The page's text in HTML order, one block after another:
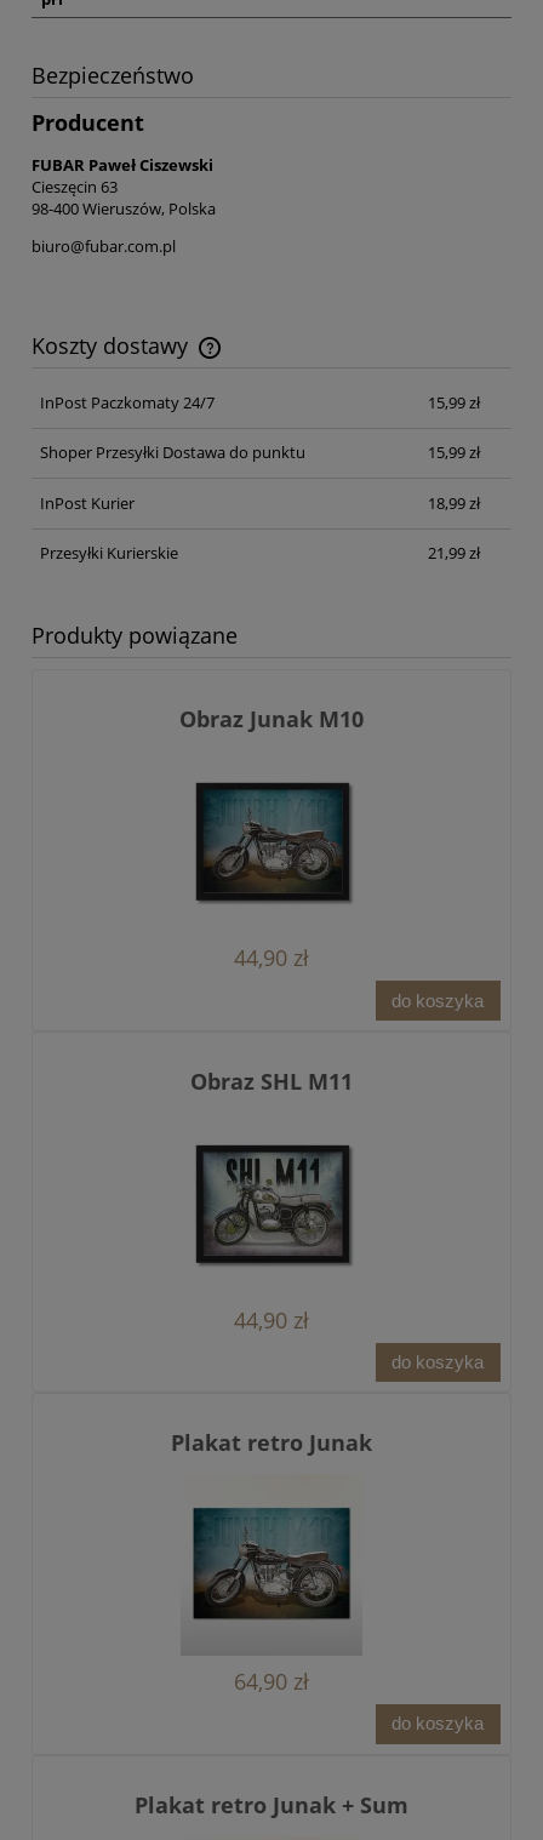
Bezpieczeństwo
Producent
FUBAR Paweł Ciszewski
Cieszęcin 63
98-400 Wieruszów, Polska
biuro@fubar.com.pl
Koszty dostawy
Cena nie zawiera ewentualnych kosztów płatności
InPost Paczkomaty 24/7
15,99 zł
Shoper Przesyłki Dostawa do punktu 15,99 zł
InPost Kurier 18,99 zł
Przesyłki Kurierskie 21,99 zł
Produkty powiązane
Obraz Junak M10
44,90 zł
do koszyka
Obraz SHL M11
44,90 zł
do koszyka
Plakat retro Junak
64,90 zł
do koszyka
Plakat retro Junak + Sum